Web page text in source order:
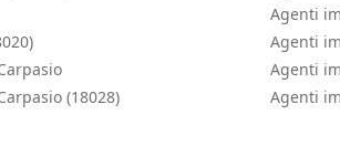
(18028)
Agenti
Agenti
Agenti
Agenti